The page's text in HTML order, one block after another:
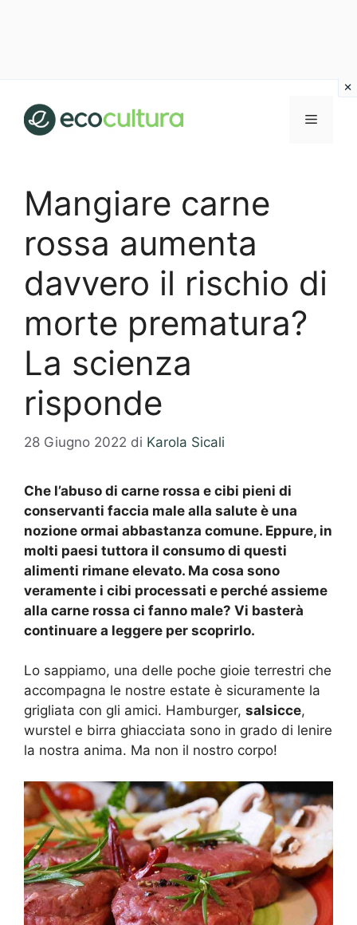
contenuto
MENU
Mangiare carne
rossa aumenta
davvero il rischio di
morte prematura?
La scienza
risponde
28 Giugno 2022 di Karola Sicali
Che l’abuso di carne rossa e cibi pieni di
conservanti faccia male alla salute è una
nozione ormai abbastanza comune. Eppure, in
molti paesi tuttora il consumo di questi
alimenti rimane elevato. Ma cosa sono
veramente i cibi processati e perché assieme
alla carne rossa ci fanno male? Vi basterà
continuare a leggere per scoprirlo.
Lo sappiamo, una delle poche gioie terrestri che
accompagna le nostre estate è sicuramente la
grigliata con gli amici. Hamburger, salsicce,
wurstel e birra ghiacciata sono in grado di lenire
la nostra anima. Ma non il nostro corpo!